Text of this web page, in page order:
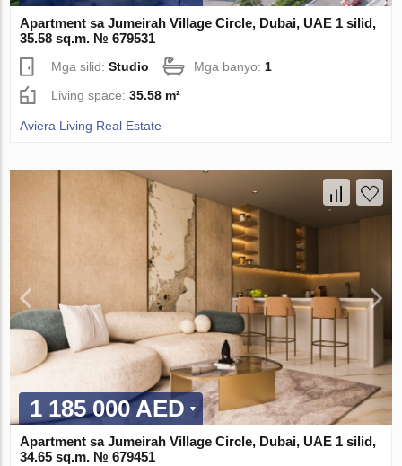
Apartment sa Jumeirah Village Circle, Dubai, UAE 1 silid,
35.58 sq.m. № 679531
Mga silid:Studio Mga banyo:1
Living space:35.58 m²
Aviera Living Real Estate
1 185 000 AED
Apartment sa Jumeirah Village Circle, Dubai, UAE 1 silid,
34.65 sq.m. № 679451